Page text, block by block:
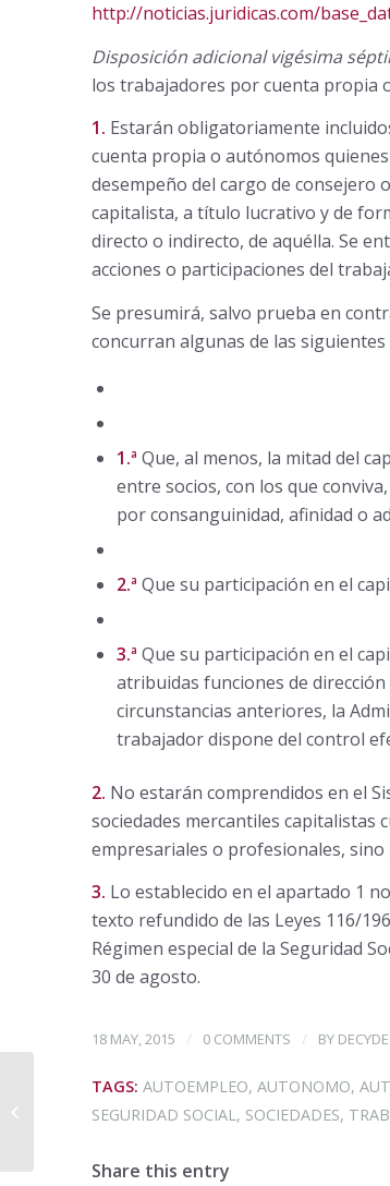
http://noticias.juridicas.com/
Disposición adicional vigésima
los trabajadores por cuenta propia
1. Estarán obligatoriamente
cuenta propia o autónomos
desempeño del cargo de consejero
capitalista, a título lucrativo y de
directo o indirecto, de aquélla. Se
acciones o participaciones del
Se presumirá, salvo prueba en
concurran algunas de las siguientes
1.ª Que, al menos, la mitad del
entre socios, con los que
por consanguinidad, afinidad o
2.ª Que su participación en el
3.ª Que su participación en el
atribuidas funciones de
circunstancias anteriores, la
trabajador dispone del control
2. No estarán comprendidos en el
sociedades mercantiles capitalistas
empresariales o profesionales,
3. Lo establecido en el apartado 1
texto refundido de las Leyes 116/
Régimen especial de la Seguridad
30 de agosto.
18 MAY, 2015 / 0 COMMENTS / BY DECYDE
TAGS: AUTOEMPLEO, AUTONOMO,
SEGURIDAD SOCIAL , SOCIEDADES,
Share this entry
2 de Junio, 15 aniversario
@ViaAsesores Os invitamos!